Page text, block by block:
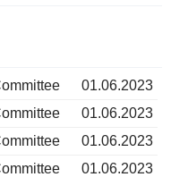
01.06.2023
01.06.2023
01.06.2023
01.06.2023